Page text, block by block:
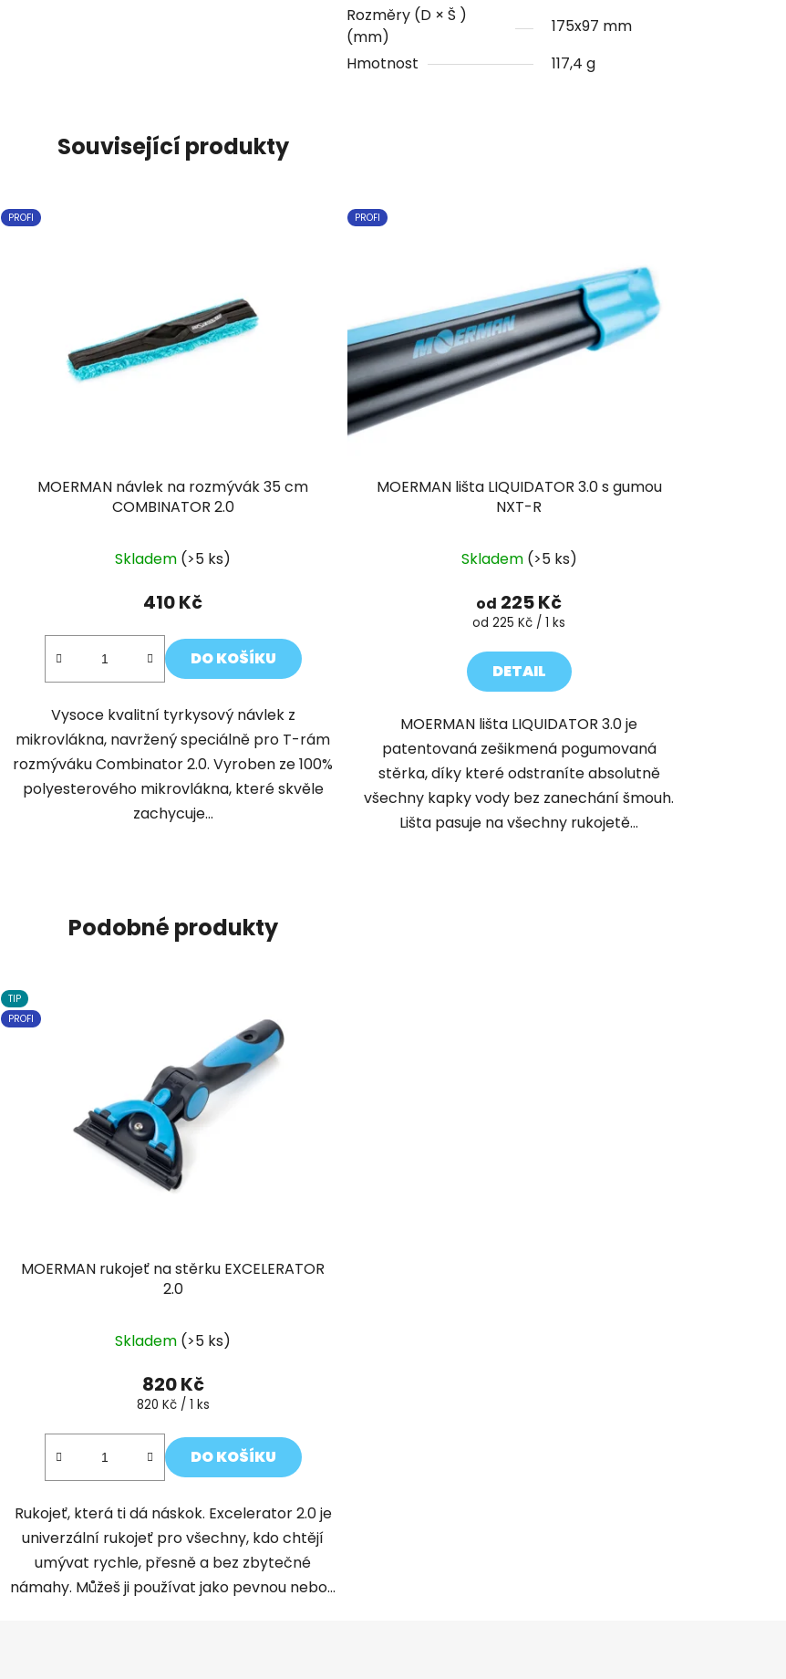
Rozměry (D × Š )
(mm)
175x97 mm
Hmotnost
117,4 g
Související produkty
PROFI
MOERMAN návlek na rozmývák 35 cm
COMBINATOR 2.0
Skladem (>5 ks)
410 Kč
DO KOŠÍKU
Vysoce kvalitní tyrkysový návlek z
mikrovlákna, navržený speciálně pro T-rám
rozmýváku Combinator 2.0. Vyroben ze 100%
polyesterového mikrovlákna, které skvěle
zachycuje...
PROFI
MOERMAN lišta LIQUIDATOR 3.0 s gumou
NXT-R
hodnocení
produktu
je
z
5
hvězdiček.
Skladem (>5 ks)
od 225 Kč
Měrná
od 225 Kč / 1 ks
DETAIL
MOERMAN lišta LIQUIDATOR 3.0 je
patentovaná zešikmená pogumovaná
stěrka, díky které odstraníte absolutně
všechny kapky vody bez zanechání šmouh.
Lišta pasuje na všechny rukojetě...
Podobné produkty
TIP
PROFI
MOERMAN rukojeť na stěrku EXCELERATOR
2.0
hodnocení
produktu
je
z
5
Skladem (>5 ks)
820 Kč
Měrná
820 Kč / 1 ks
DO KOŠÍKU
Rukojeť, která ti dá náskok. Excelerator 2.0 je
univerzální rukojeť pro všechny, kdo chtějí
umývat rychle, přesně a bez zbytečné
námahy. Můžeš ji používat jako pevnou nebo...